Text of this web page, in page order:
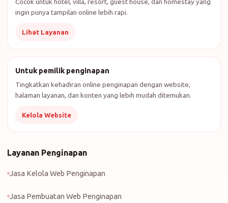
ingin punya tampilan online lebih rapi.
Lihat Layanan
Untuk pemilik penginapan
Tingkatkan kehadiran online penginapan dengan website,
halaman layanan, dan konten yang lebih mudah ditemukan.
Kelola Website
Layanan Penginapan
Jasa Kelola Web Penginapan
Jasa Pembuatan Web Penginapan